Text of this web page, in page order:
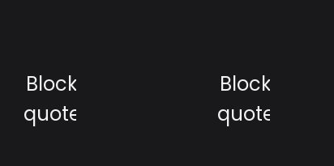
Block
quote
Block
quote